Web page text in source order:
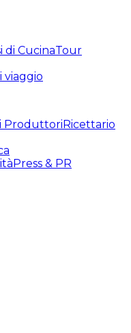
di CucinaTour
viaggio
ProduttoriRicettario
Press & PR